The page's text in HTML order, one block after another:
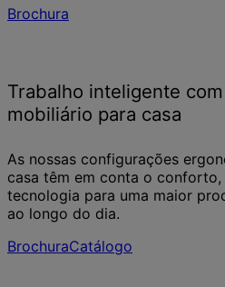
Brochura
Trabalho inteligente
mobiliário para casa
As nossas configurações
casa têm em conta o
tecnologia para uma maior
ao longo do dia.
BrochuraCatálogo